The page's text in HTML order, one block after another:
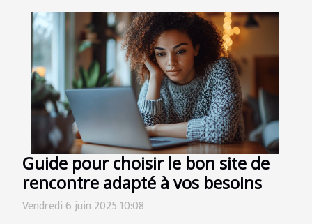
Guide pour choisir le bon site de
rencontre adapté à vos besoins
Vendredi 6 juin 2025 10:08